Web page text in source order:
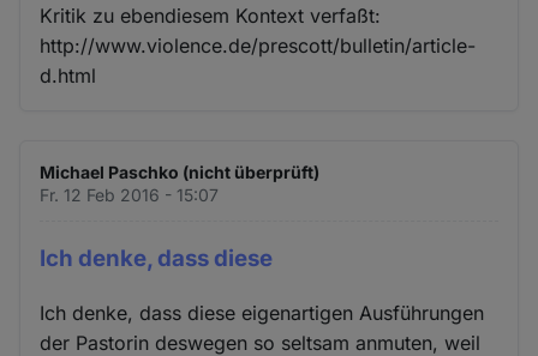
Kritik zu ebendiesem Kontext verfaßt:
http://www.violence.de/prescott/bulletin/article-
d.html
Michael Paschko (nicht überprüft)
Fr. 12 Feb 2016 - 15:07
Ich denke, dass diese
Ich denke, dass diese eigenartigen Ausführungen
der Pastorin deswegen so seltsam anmuten, weil